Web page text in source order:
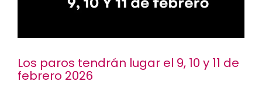
Los paros tendrán lugar el 9, 10 y 11 de
febrero 2026